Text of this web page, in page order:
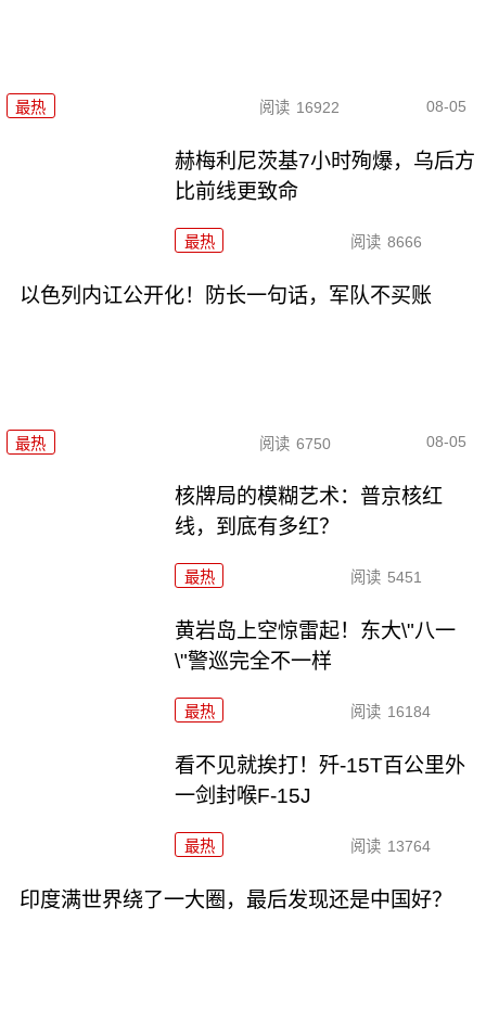
最热 阅读 16922 08-05
赫梅利尼茨基7小时殉爆，乌后方
比前线更致命
最热 阅读 8666
以色列内讧公开化！防长一句话，军队不买账
最热 阅读 6750 08-05
核牌局的模糊艺术：普京核红
线，到底有多红？
最热 阅读 5451
黄岩岛上空惊雷起！东大\"八一
\"警巡完全不一样
最热 阅读 16184
看不见就挨打！歼-15T百公里外
一剑封喉F-15J
最热 阅读 13764
印度满世界绕了一大圈，最后发现还是中国好？